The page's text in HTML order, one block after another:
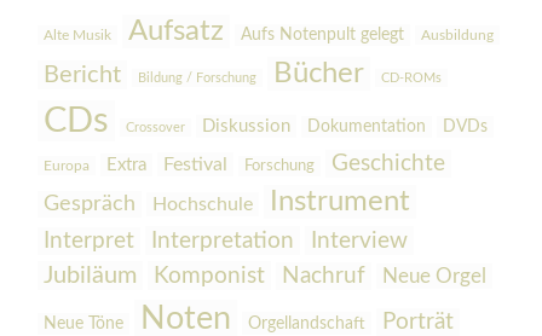
Alte Musik Aufsatz Aufs Notenpult gelegt Ausbildung
Bericht Bildung / Forschung Bücher CD-ROMs
CDs Crossover Diskussion Dokumentation DVDs
Europa Extra Festival Forschung Geschichte
Gespräch Hochschule Instrument
Interpret Interpretation
Interview
Jubiläum
Komponist Nachruf Neue Orgel
Neue Töne Noten Orgellandschaft Porträt